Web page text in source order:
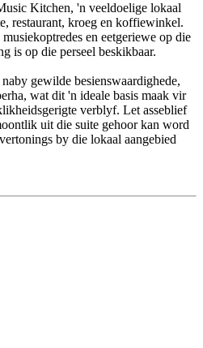
Kitchen, 'n veeldoelige lokaal
restaurant, kroeg en koffiewinkel.
en eetgeriewe op die
is op die perseel beskikbaar.
gewilde besienswaardighede,
wat dit 'n ideale basis maak vir
verblyf. Let asseblief
uit die suite gehoor kan word
by die lokaal aangebied